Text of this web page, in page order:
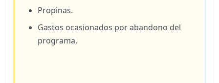
Propinas.
Gastos ocasionados por abandono del
programa.